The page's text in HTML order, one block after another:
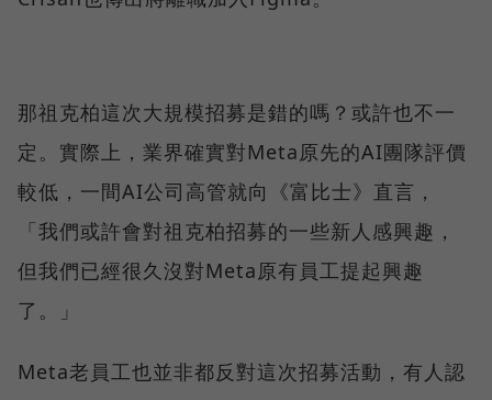
那祖克柏這次大規模招募是錯的嗎？或許也不一
定。實際上，業界確實對Meta原先的AI團隊評價
較低，一間AI公司高管就向《富比士》直言，
「我們或許會對祖克柏招募的一些新人感興趣，
但我們已經很久沒對Meta原有員工提起興趣
了。」
Meta老員工也並非都反對這次招募活動，有人認